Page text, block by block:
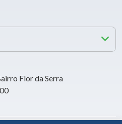
Flor da Serra